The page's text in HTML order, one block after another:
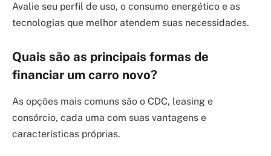
Avalie seu perfil de uso, o consumo energético e as
tecnologias que melhor atendem suas necessidades.
Quais são as principais formas de
financiar um carro novo?
As opções mais comuns são o CDC, leasing e
consórcio, cada uma com suas vantagens e
características próprias.